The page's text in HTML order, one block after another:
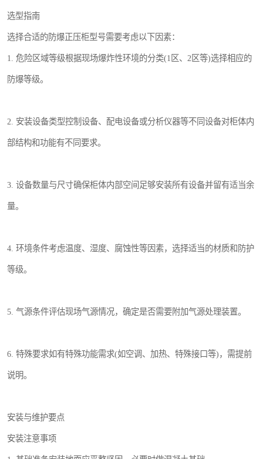
选型指南
选择合适的防爆正压柜型号需要考虑以下因素：
1. 危险区域等级根据现场爆炸性环境的分类(1区、2区等)选择相应的
防爆等级。
2. 安装设备类型控制设备、配电设备或分析仪器等不同设备对柜体内
部结构和功能有不同要求。
3. 设备数量与尺寸确保柜体内部空间足够安装所有设备并留有适当余
量。
4. 环境条件考虑温度、湿度、腐蚀性等因素，选择适当的材质和防护
等级。
5. 气源条件评估现场气源情况，确定是否需要附加气源处理装置。
6. 特殊要求如有特殊功能需求(如空调、加热、特殊接口等)，需提前
说明。
安装与维护要点
安装注意事项